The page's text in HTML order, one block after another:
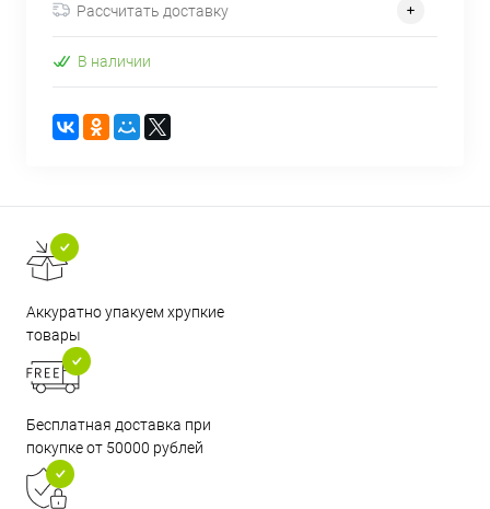
Рассчитать доставку
В наличии
Аккуратно упакуем хрупкие
товары
Бесплатная доставка при
покупке от 50000 рублей